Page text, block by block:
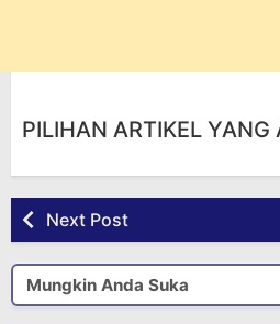
PILIHAN ARTIKEL YANG
Next Post
Mungkin Anda Suka